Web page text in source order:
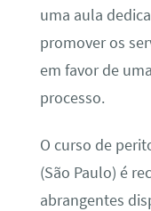
uma aula
promover os
em favor de
processo.
O curso de
(São Paulo) é
abrangentes